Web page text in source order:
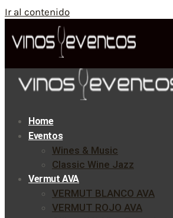
Ir al contenido
Home
Eventos
Wines & Music
Classic Wine Jazz
Vermut AVA
VERMUT BLANCO AVA
VERMUT ROJO AVA